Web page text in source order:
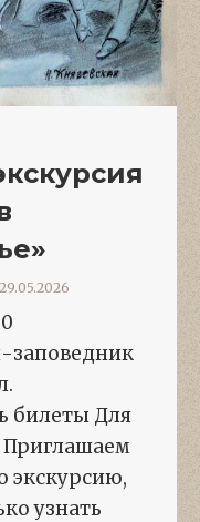
29.05.2026
заповедник
билеты Для
Приглашаем
экскурсию,
узнать